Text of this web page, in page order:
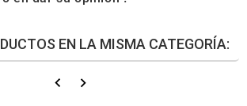
EN LA MISMA CATEGORÍA: